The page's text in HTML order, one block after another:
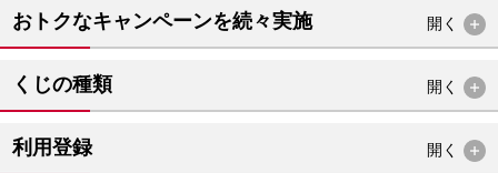
おトクなキャンペーンを続々実施 開く
くじの種類 開く
利用登録 開く